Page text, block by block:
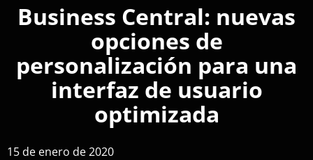
Business Central: nuevas
opciones de
personalización para una
interfaz de usuario
optimizada
15 de enero de 2020